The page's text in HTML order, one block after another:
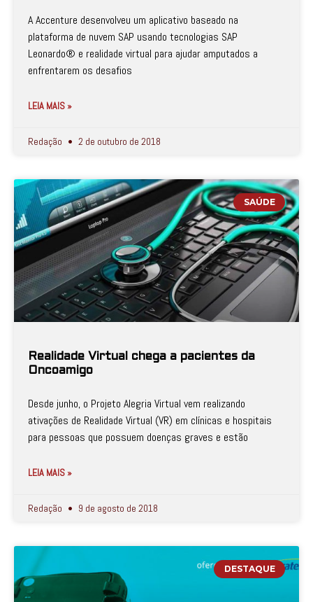
A Accenture desenvolveu um aplicativo baseado na
plataforma de nuvem SAP usando tecnologias SAP
Leonardo® e realidade virtual para ajudar amputados a
enfrentarem os desafios
LEIA MAIS »
Redação 2 de outubro de 2018
SAÚDE
Realidade Virtual chega a pacientes da
Oncoamigo
Desde junho, o Projeto Alegria Virtual vem realizando
ativações de Realidade Virtual (VR) em clínicas e hospitais
para pessoas que possuem doenças graves e estão
LEIA MAIS »
Redação 9 de agosto de 2018
DESTAQUE